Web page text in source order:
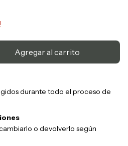
durante todo el proceso de
o devolverlo según